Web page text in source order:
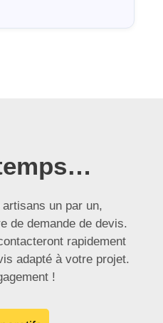
un par un,
de demande de devis.
rapidement
adapté à votre projet.
!